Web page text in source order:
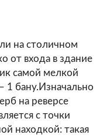
на столичном
от входа в здание
самой мелкой
1 бану.Изначально
на реверсе
с точки
находкой: такая